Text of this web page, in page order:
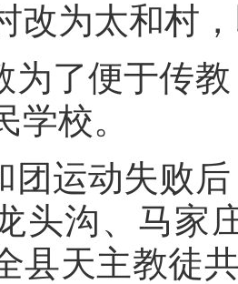
改为太和村
为了便于传
学校。
团运动失败
头沟、马家
县天主教徒